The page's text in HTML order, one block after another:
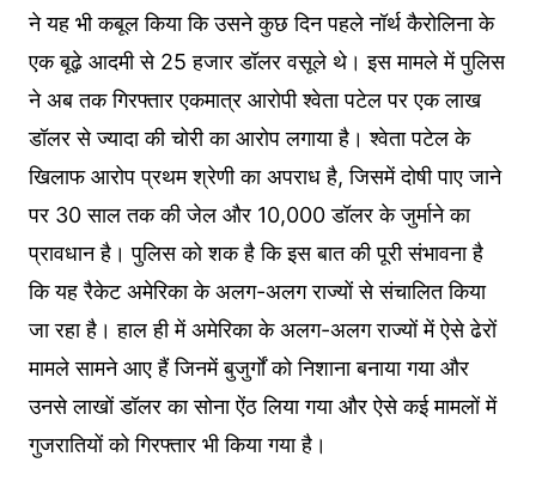
ने यह भी कबूल किया कि उसने कुछ दिन पहले नॉर्थ कैरोलिना के
एक बूढ़े आदमी से 25 हजार डॉलर वसूले थे। इस मामले में पुलिस
ने अब तक गिरफ्तार एकमात्र आरोपी श्वेता पटेल पर एक लाख
डॉलर से ज्यादा की चोरी का आरोप लगाया है। श्वेता पटेल के
खिलाफ आरोप प्रथम श्रेणी का अपराध है, जिसमें दोषी पाए जाने
पर 30 साल तक की जेल और 10,000 डॉलर के जुर्माने का
प्रावधान है। पुलिस को शक है कि इस बात की पूरी संभावना है
कि यह रैकेट अमेरिका के अलग-अलग राज्यों से संचालित किया
जा रहा है। हाल ही में अमेरिका के अलग-अलग राज्यों में ऐसे ढेरों
मामले सामने आए हैं जिनमें बुजुर्गों को निशाना बनाया गया और
उनसे लाखों डॉलर का सोना ऐंठ लिया गया और ऐसे कई मामलों में
गुजरातियों को गिरफ्तार भी किया गया है।